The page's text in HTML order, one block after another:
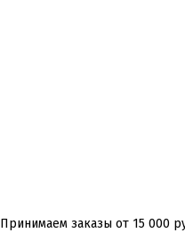
Принимаем заказы от 15 000